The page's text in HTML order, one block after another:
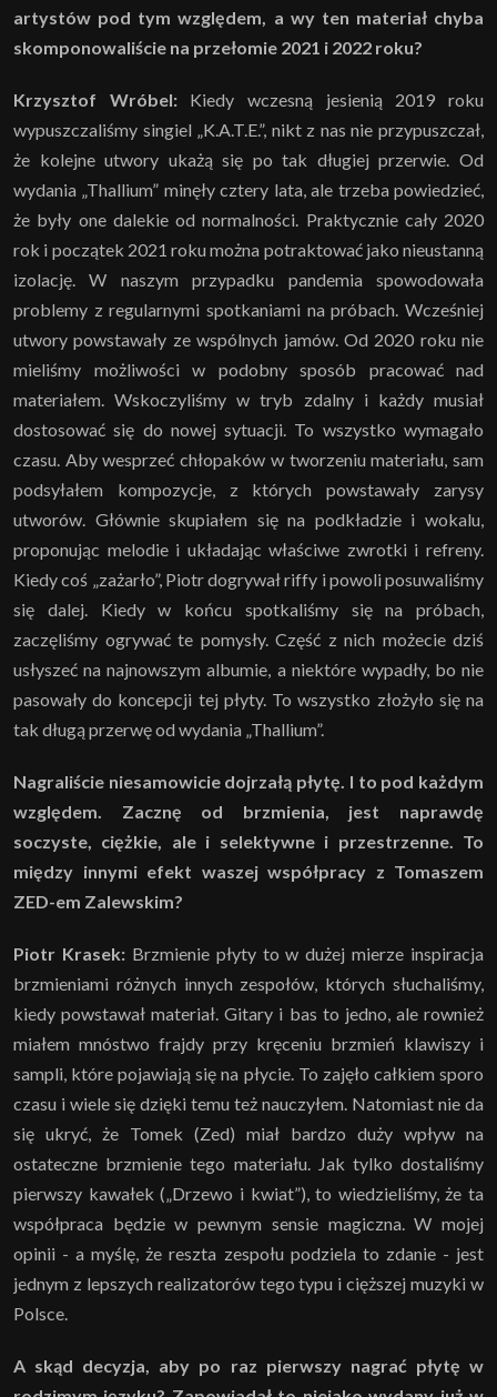
artystów pod tym względem, a wy ten materiał chyba
skomponowaliście na przełomie 2021 i 2022 roku?
Krzysztof Wróbel:Kiedy wczesną jesienią 2019 roku
wypuszczaliśmy singiel „K.A.T.E.”, nikt z nas nie przypuszczał,
że kolejne utwory ukażą się po tak długiej przerwie. Od
wydania „Thallium” minęły cztery lata, ale trzeba powiedzieć,
że były one dalekie od normalności. Praktycznie cały 2020
rok i początek 2021 roku można potraktować jako nieustanną
izolację. W naszym przypadku pandemia spowodowała
problemy z regularnymi spotkaniami na próbach. Wcześniej
utwory powstawały ze wspólnych jamów. Od 2020 roku nie
mieliśmy możliwości w podobny sposób pracować nad
materiałem. Wskoczyliśmy w tryb zdalny i każdy musiał
dostosować się do nowej sytuacji. To wszystko wymagało
czasu. Aby wesprzeć chłopaków w tworzeniu materiału, sam
podsyłałem kompozycje, z których powstawały zarysy
utworów. Głównie skupiałem się na podkładzie i wokalu,
proponując melodie i układając właściwe zwrotki i refreny.
Kiedy coś „zażarło”, Piotr dogrywał riffy i powoli posuwaliśmy
się dalej. Kiedy w końcu spotkaliśmy się na próbach,
zaczęliśmy ogrywać te pomysły. Część z nich możecie dziś
usłyszeć na najnowszym albumie, a niektóre wypadły, bo nie
pasowały do koncepcji tej płyty. To wszystko złożyło się na
tak długą przerwę od wydania „Thallium”.
Nagraliście niesamowicie dojrzałą płytę. I to pod każdym
względem. Zacznę od brzmienia, jest naprawdę
soczyste, ciężkie, ale i selektywne i przestrzenne. To
między innymi efekt waszej współpracy z Tomaszem
ZED-em Zalewskim?
Piotr Krasek:Brzmienie płyty to w dużej mierze inspiracja
brzmieniami różnych innych zespołów, których słuchaliśmy,
kiedy powstawał materiał. Gitary i bas to jedno, ale rownież
miałem mnóstwo frajdy przy kręceniu brzmień klawiszy i
sampli, które pojawiają się na płycie. To zajęło całkiem sporo
czasu i wiele się dzięki temu też nauczyłem. Natomiast nie da
się ukryć, że Tomek (Zed) miał bardzo duży wpływ na
ostateczne brzmienie tego materiału. Jak tylko dostaliśmy
pierwszy kawałek („Drzewo i kwiat”), to wiedzieliśmy, że ta
współpraca będzie w pewnym sensie magiczna. W mojej
opinii - a myślę, że reszta zespołu podziela to zdanie - jest
jednym z lepszych realizatorów tego typu i cięższej muzyki w
Polsce.
A skąd decyzja, aby po raz pierwszy nagrać płytę w